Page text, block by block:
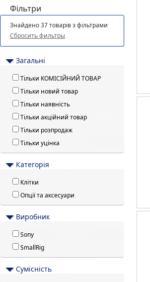
Фільтри
Знайдено 37 товарів з фільтрами
Сбросить фильтры
Загальні
Тільки КОМІСІЙНИЙ ТОВАР
Тільки новий товар
Тільки наявність
Тільки акційний товар
Тільки розпродаж
Тільки уцінка
Категорія
Клітки
Опції та аксесуари
Виробник
Sony
SmallRig
Сумісність